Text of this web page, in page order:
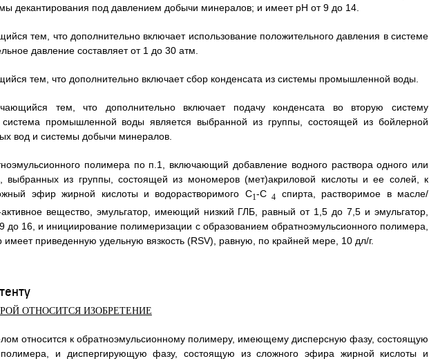
декантирования под давлением добычи минералов; и имеет рН от 9 до 14.
тем, что дополнительно включает использование положительного давления в системе
давление составляет от 1 до 30 атм.
тем, что дополнительно включает сбор конденсата из системы промышленной воды.
тем, что дополнительно включает подачу конденсата во вторую систему
промышленной воды является выбранной из группы, состоящей из бойлерной
вод и системы добычи минералов.
полимера по п.1, включающий добавление водного раствора одного или
выбранных из группы, состоящей из мономеров (мет)акриловой кислоты и ее солей, к
эфир жирной кислоты и водорастворимого C1-C4
спирта, растворимое в масле/
активное вещество, эмульгатор, имеющий низкий ГЛБ, равный от 1,5 до 7,5 и эмульгатор,
16, и инициирование полимеризации с образованием обратноэмульсионного полимера,
приведенную удельную вязкость (RSV), равную, по крайней мере, 10 дл/г.
ОТНОСИТСЯ ИЗОБРЕТЕНИЕ
относится к обратноэмульсионному полимеру, имеющему дисперсную фазу, состоящую
полимера, и диспергирующую фазу, состоящую из сложного эфира жирной кислоты и